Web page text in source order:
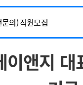
판례
법적고지
의) 직원모집
1년차) 모집
집
임상의사 채용
이앤지